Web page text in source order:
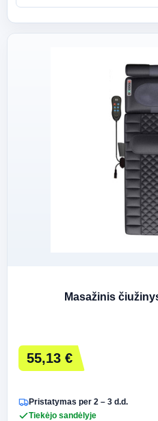
Masažinis
55,13 €
Pristatymas per 2 – 3 d.d.
Tiekėjo sandėlyje